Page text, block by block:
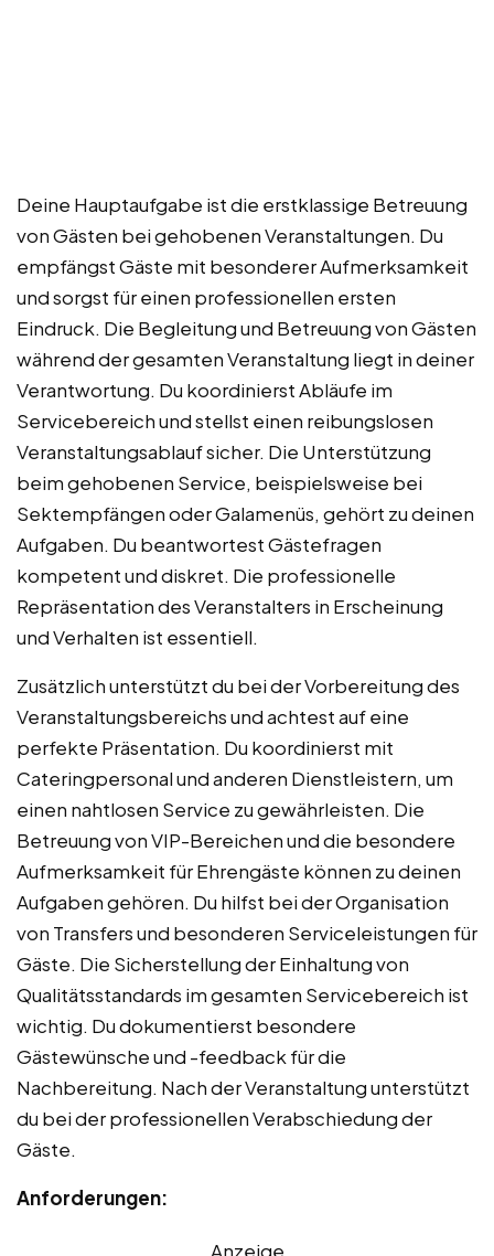
Deine Hauptaufgabe ist die erstklassige Betreuung
von Gästen bei gehobenen Veranstaltungen. Du
empfängst Gäste mit besonderer Aufmerksamkeit
und sorgst für einen professionellen ersten
Eindruck. Die Begleitung und Betreuung von Gästen
während der gesamten Veranstaltung liegt in deiner
Verantwortung. Du koordinierst Abläufe im
Servicebereich und stellst einen reibungslosen
Veranstaltungsablauf sicher. Die Unterstützung
beim gehobenen Service, beispielsweise bei
Sektempfängen oder Galamenüs, gehört zu deinen
Aufgaben. Du beantwortest Gästefragen
kompetent und diskret. Die professionelle
Repräsentation des Veranstalters in Erscheinung
und Verhalten ist essentiell.
Zusätzlich unterstützt du bei der Vorbereitung des
Veranstaltungsbereichs und achtest auf eine
perfekte Präsentation. Du koordinierst mit
Cateringpersonal und anderen Dienstleistern, um
einen nahtlosen Service zu gewährleisten. Die
Betreuung von VIP-Bereichen und die besondere
Aufmerksamkeit für Ehrengäste können zu deinen
Aufgaben gehören. Du hilfst bei der Organisation
von Transfers und besonderen Serviceleistungen für
Gäste. Die Sicherstellung der Einhaltung von
Qualitätsstandards im gesamten Servicebereich ist
wichtig. Du dokumentierst besondere
Gästewünsche und -feedback für die
Nachbereitung. Nach der Veranstaltung unterstützt
du bei der professionellen Verabschiedung der
Gäste.
Anforderungen:
Anzeige